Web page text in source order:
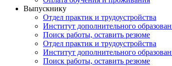
Выпускнику
Отдел практик и трудоустройства
Институт дополнительного
Поиск работы, оставить резюме
Отдел практик и трудоустройства
Институт дополнительного
Поиск работы, оставить резюме